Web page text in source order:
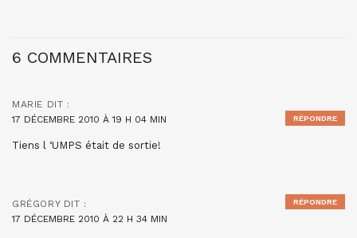
6 COMMENTAIRES
MARIE DIT :
17 DÉCEMBRE 2010 À 19 H 04 MIN
Tiens l ‘UMPS était de sortie!
RÉPONDRE
GRÉGORY DIT :
17 DÉCEMBRE 2010 À 22 H 34 MIN
RÉPONDRE